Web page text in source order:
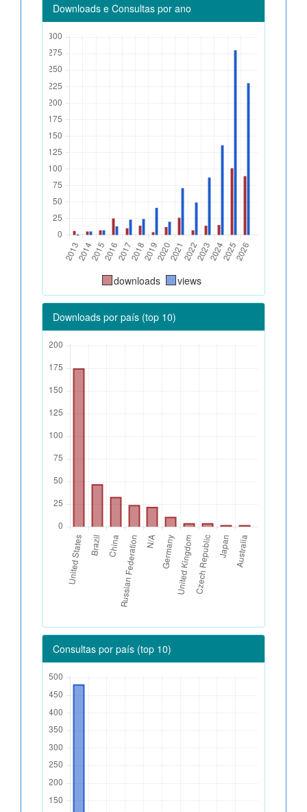
Downloads e Consultas por ano
downloads views
Downloads por país (top 10)
Consultas por país (top 10)